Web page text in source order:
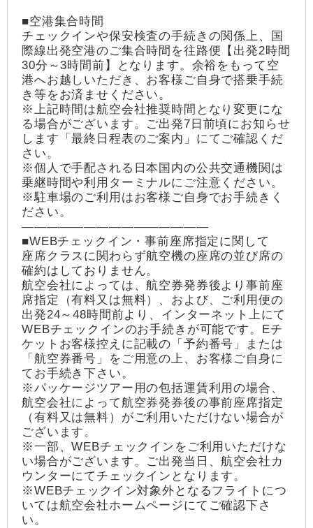
■空港集合時間
チェックインや保安検査の手続きの関係上、国
際線出発空港のご集合時間を往路便【出発2時間
30分～3時間前】となります。余裕をもって空
港へお越しいただき、お客様ご自身で搭乗手続
き等をお済ませください。
※上記時間は航空会社推奨時間となり変更にな
る場合がございます。ご出発7日前頃にお知らせ
します「最終日程表のご案内」にてご確認くだ
さい。
※個人で手配される日本国内の公共交通機関は
乗継時間や利用ターミナルにご注意ください。
※駐車場のご利用はお客様ご自身でお手続きく
ださい。
―――――――――――――――
■WEBチェックイン・事前座席指定に関して
座席クラスに関わらず航空機の座席の並び席の
確約はしておりません。
航空会社によっては、航空券発券後より事前座
席指定（有料又は無料）、および、ご利用便の
出発24～48時間前より、インターネット上にて
WEBチェックインのお手続きが可能です。Eチ
ケットお客様控えに記載の「予約番号」または
「航空券番号」をご用意の上、お客様ご自身に
てお手続き下さい。
※パッケージツアー用の包括運賃利用の場合、
航空会社によって航空券発券後の事前座席指定
（有料又は無料）がご利用いただけない場合が
ございます。
※一部、WEBチェックインをご利用いただけな
い場合がございます。ご出発当日、航空会社カ
ウンターにてチェックインとなります。
※WEBチェックイン対象外となるフライトにつ
いては航空会社ホームページにてご確認下さ
い。